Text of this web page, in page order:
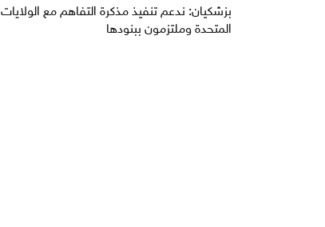
بزشكيان: ندعم تنفيذ مذكرة التفاهم مع الولايات
المتحدة وملتزمون ببنودها